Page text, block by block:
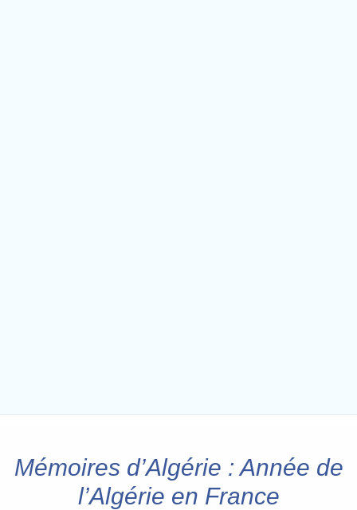
Mémoires d’Algérie : Année de
l’Algérie en France